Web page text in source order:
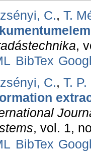
C., T.
,
BibTex
C., T.
, vol. 1,
BibTex